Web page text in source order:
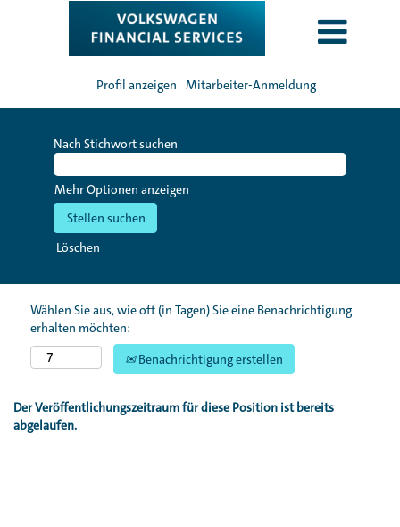
Profil anzeigen Mitarbeiter-Anmeldung
Nach Stichwort suchen
Mehr Optionen anzeigen
Löschen
Wählen Sie aus, wie oft (in Tagen) Sie eine Benachrichtigung
erhalten möchten:
Benachrichtigung erstellen
Der Veröffentlichungszeitraum für diese Position ist bereits
abgelaufen.